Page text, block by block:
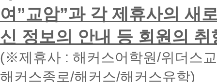
하
시
면
빠
른
간
내
에
여”교암”과 각 제휴사의 새
신 정보의 안내 등 회원의
(※제휴사 : 해커스어학원/위더스
해커스종로/해커스/해커스유학)